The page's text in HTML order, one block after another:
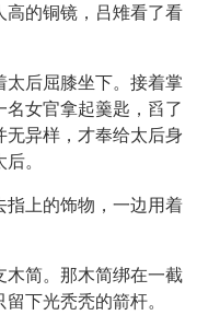
高的铜镜，吕雉看了看
太后屈膝坐下。接着掌
女官拿起羹匙，舀了
异样，才奉给太后身
。
指上的饰物，一边用着
木简。那木简绑在一截
下光秃秃的箭杆。